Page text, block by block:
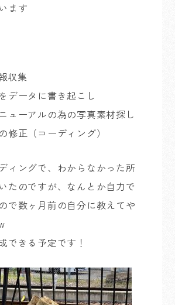
ます
収集
データに書き起こし
ューアルの為の写真素材探し
修正（コーディング）
ィングで、わからなかった所
たのですが、なんとか自力で
で数ヶ月前の自分に教えてや
できる予定です！